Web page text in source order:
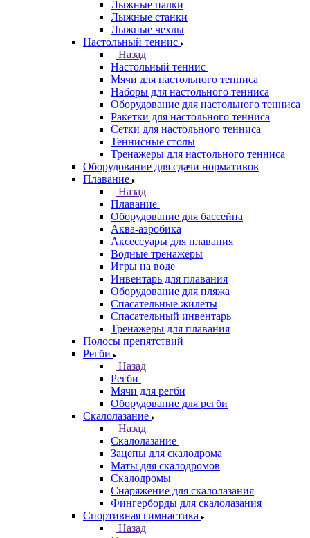
Лыжные палки
Лыжные станки
Лыжные чехлы
Настольный теннис
Назад
Настольный теннис
Мячи для настольного тенниса
Наборы для настольного тенниса
Оборудование для настольного тенниса
Ракетки для настольного тенниса
Сетки для настольного тенниса
Теннисные столы
Тренажеры для настольного тенниса
Оборудование для сдачи нормативов
Плавание
Назад
Плавание
Оборудование для бассейна
Аква-аэробика
Аксессуары для плавания
Водные тренажеры
Игры на воде
Инвентарь для плавания
Оборудование для пляжа
Спасательные жилеты
Спасательный инвентарь
Тренажеры для плавания
Полосы препятствий
Регби
Назад
Регби
Мячи для регби
Оборудование для регби
Скалолазание
Назад
Скалолазание
Зацепы для скалодрома
Маты для скалодромов
Скалодромы
Снаряжение для скалолазания
Фингерборды для скалолазания
Спортивная гимнастика
Назад